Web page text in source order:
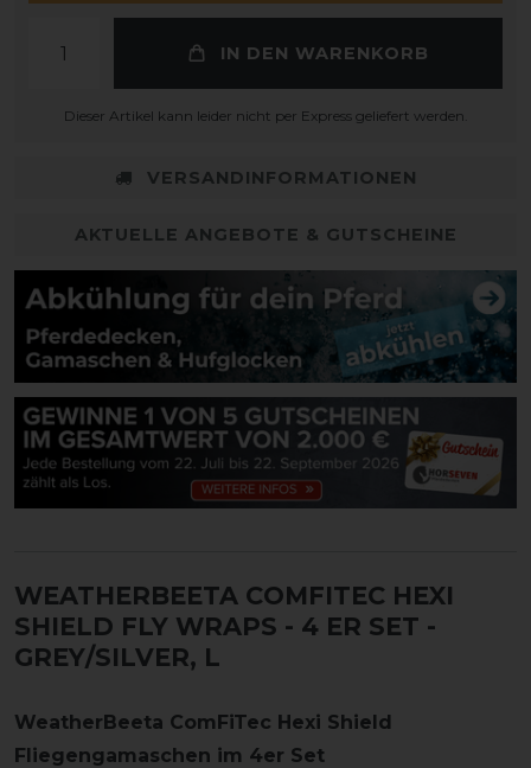
IN DEN WARENKORB
Dieser Artikel kann leider nicht per Express geliefert werden.
VERSANDINFORMATIONEN
AKTUELLE ANGEBOTE & GUTSCHEINE
WEATHERBEETA COMFITEC HEXI
SHIELD FLY WRAPS - 4 ER SET -
GREY/SILVER, L
WeatherBeeta ComFiTec Hexi Shield
Fliegengamaschen im 4er Set